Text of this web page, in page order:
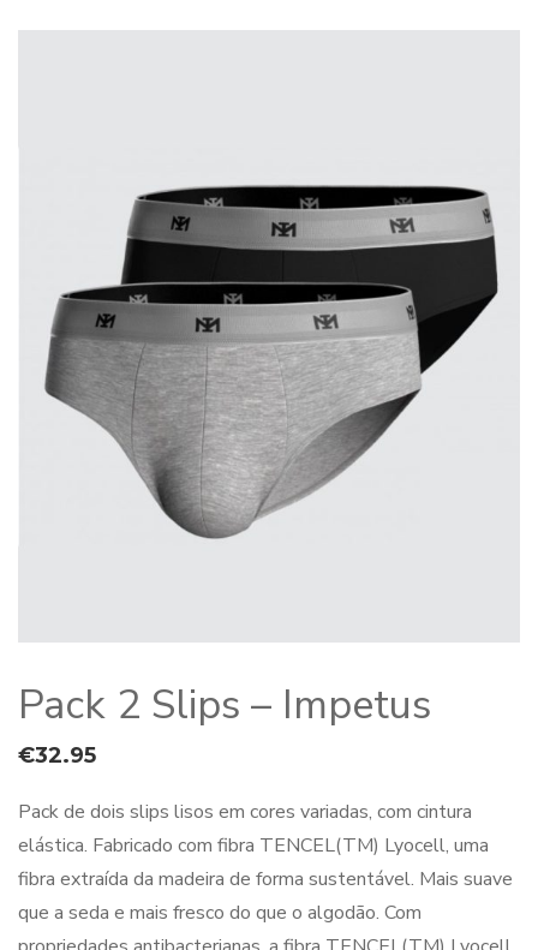
Pack 2 Slips – Impetus
€32.95
Pack de dois slips lisos em cores variadas, com cintura
elástica. Fabricado com fibra TENCEL(TM) Lyocell, uma
fibra extraída da madeira de forma sustentável. Mais suave
que a seda e mais fresco do que o algodão. Com